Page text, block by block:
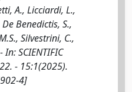
A., Licciardi, L.,
Benedictis, S.,
Silvestrini, C.,
In: SCIENTIFIC
- 15:1(2025).
4]